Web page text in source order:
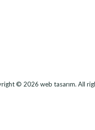
© 2026 web tasarım. All